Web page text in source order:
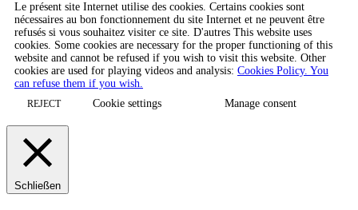
Le présent site Internet utilise des cookies. Certains cookies sont
nécessaires au bon fonctionnement du site Internet et ne peuvent être
refusés si vous souhaitez visiter ce site. D'autres This website uses
cookies. Some cookies are necessary for the proper functioning of this
website and cannot be refused if you wish to visit this website. Other
cookies are used for playing videos and analysis: Cookies Policy. You
can refuse them if you wish.
REJECT Cookie settings Manage consent
Schließen